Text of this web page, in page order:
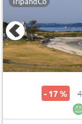
- 17 %